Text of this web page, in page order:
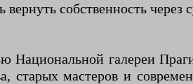
собственность через
Национальной галереи
старых мастеров и